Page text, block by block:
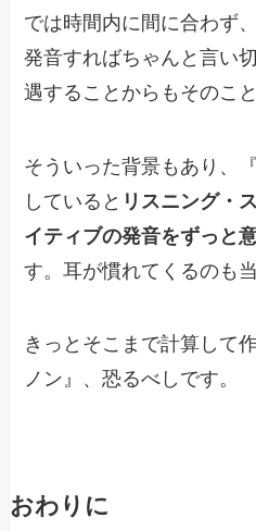
では時間内に間に合わず
発音すればちゃんと言い
遇することからもそのこ
そういった背景もあり、
していると リスニング・
イティブの発音をずっと
す。耳が慣れてくるのも
きっとそこまで計算して
ノン』、恐るべしです。
おわりに